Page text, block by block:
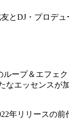
DJ・プロデ
ープ＆エフ
エッセンスが
リリースの